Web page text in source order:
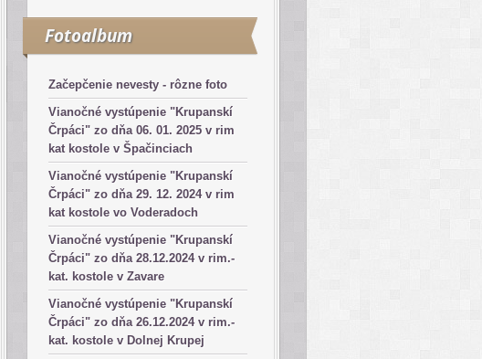
Fotoalbum
Začepčenie nevesty - rôzne foto
Vianočné vystúpenie "Krupanskí
Črpáci" zo dňa 06. 01. 2025 v rim
kat kostole v Špačinciach
Vianočné vystúpenie "Krupanskí
Črpáci" zo dňa 29. 12. 2024 v rim
kat kostole vo Voderadoch
Vianočné vystúpenie "Krupanskí
Črpáci" zo dňa 28.12.2024 v rim.-
kat. kostole v Zavare
Vianočné vystúpenie "Krupanskí
Črpáci" zo dňa 26.12.2024 v rim.-
kat. kostole v Dolnej Krupej